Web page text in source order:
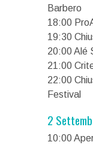
Barbero
18:00
19:30
20:00 Alé
21:00
22:00
Festival
2
10:00